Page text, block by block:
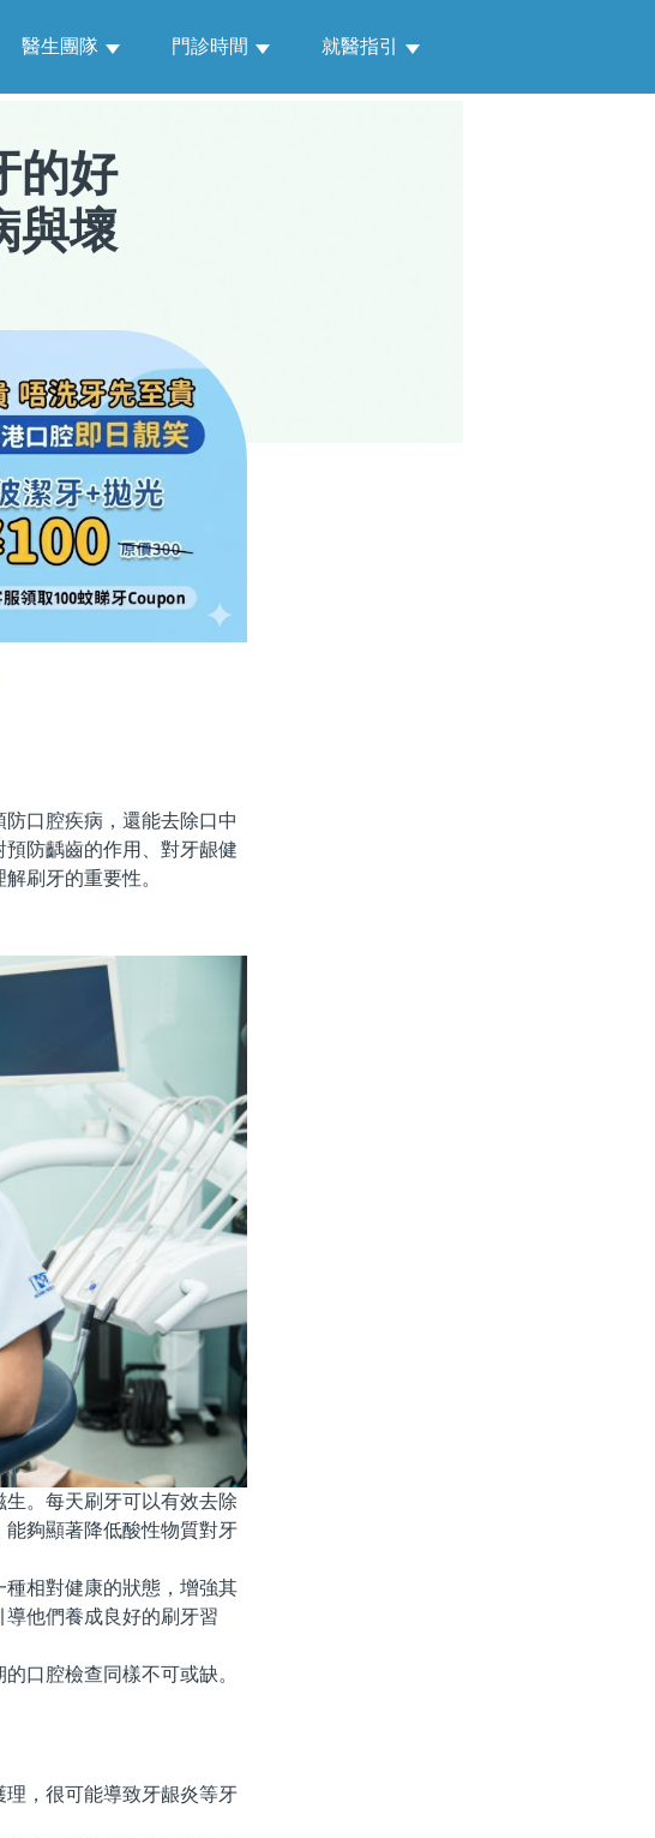
醫生團隊 門診時間 就醫指引
的好
與壞
口腔疾病，還能去除口中
防齲齒的作用、對牙龈健
刷牙的重要性。
。每天刷牙可以有效去除
夠顯著降低酸性物質對牙
相對健康的狀態，增強其
他們養成良好的刷牙習
口腔檢查同樣不可或缺。
，很可能導致牙龈炎等牙